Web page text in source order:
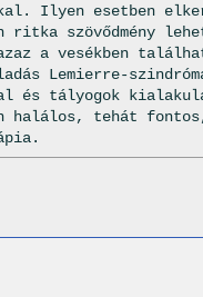
Ilyen esetben
ritka szövődmény
a vesékben
Lemierre-
és tályogok
halálos, tehát